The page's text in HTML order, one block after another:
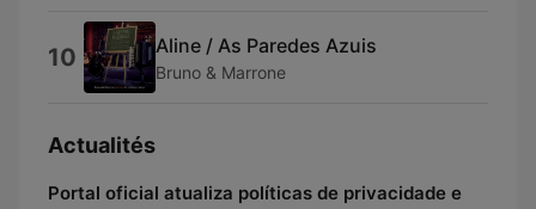
10 Aline / As Paredes Azuis
Bruno & Marrone
Actualités
Portal oficial atualiza políticas de privacidade e